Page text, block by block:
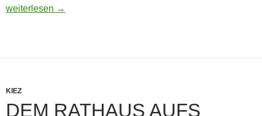
Ausverkauf in der Emser Straße
weiterlesen →
KIEZ
DEM RATHAUS AUFS